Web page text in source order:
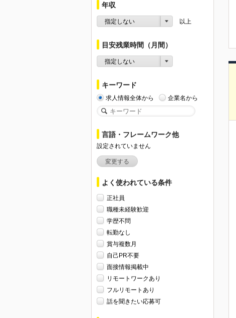
年収
指定しない 以上
目安残業時間（月間）
指定しない
キーワード
求人情報全体から 企業名から
言語・フレームワーク他
設定されていません
変更する
よく使われている条件
正社員
職種未経験歓迎
学歴不問
転勤なし
賞与複数月
自己PR不要
面接情報掲載中
リモートワークあり
フルリモートあり
話を聞きたい応募可